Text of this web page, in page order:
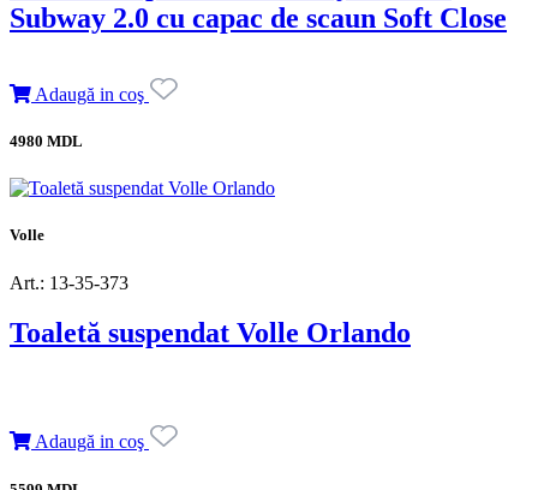
Subway 2.0 cu capac de scaun Soft Close
Adaugă in coş
4980 MDL
Volle
Art.: 13-35-373
Toaletă suspendat Volle Orlando
Adaugă in coş